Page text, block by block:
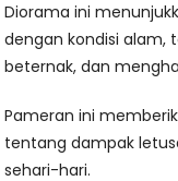
Diorama ini
dengan kondisi alam,
beternak, dan
Pameran ini
tentang dampak
sehari-hari.